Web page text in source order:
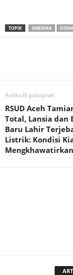
TOPIK AMERIKA
Artikulli paraprak
RSUD Aceh
Total, Lansia dan
Baru Lahir
Listrik: Kondisi
Mengkhawatirkan